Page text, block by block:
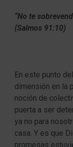
“No te
(Salmos 91:10)
En este punto
dimensión en la
noción de
puerta a ser
ya no para
casa. Y es que
promesas